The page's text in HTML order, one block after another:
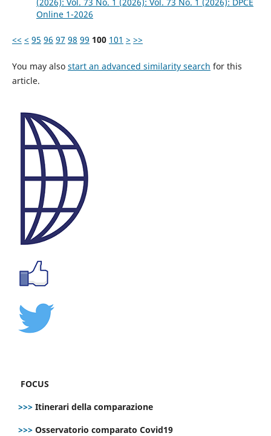
Online 1-2026
<< < 95 96 97 98 99 100 101 > >>
You may also start an advanced similarity search for this
article.
FOCUS
>>> Itinerari della comparazione
>>> Osservatorio comparato Covid19